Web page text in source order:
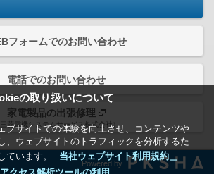
の取り扱いについて
ブサイトでの体験を向上させ、コンテンツや
、ウェブサイトのトラフィックを分析するた
ています。
当社ウェブサイト利用規約＿
フォームでのお問い合わせ
電話でのお問い合わせ
家電製品の出張修理
三菱電機システムサービス株式会社）
Powered by